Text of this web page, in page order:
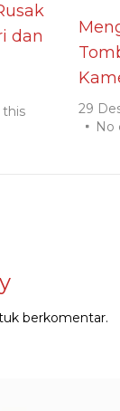
dan
29
No
berkomentar.